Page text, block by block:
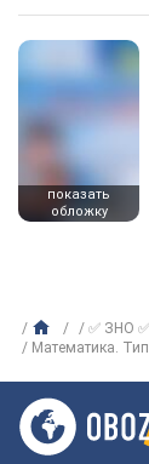
показать
обложку
✅ ЗНО ✅
Математика.